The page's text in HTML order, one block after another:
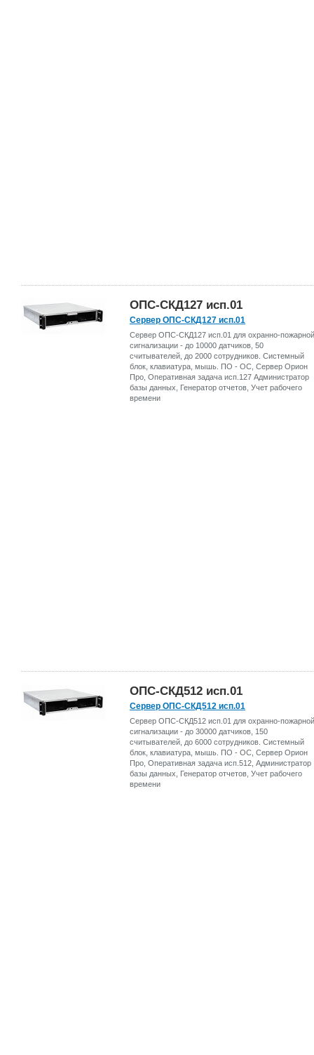
ОПС-СКД127 исп.01
Сервер ОПС-СКД127 исп.01
Сервер ОПС-СКД127 исп.01 для охранно-пожарной
сигнализации - до 10000 датчиков, 50
считывателей, до 2000 сотрудников. Системный
блок, клавиатура, мышь. ПО - ОС, Сервер Орион
Про, Оперативная задача исп.127 Администратор
базы данных, Генератор отчетов, Учет рабочего
времени
ОПС-СКД512 исп.01
Сервер ОПС-СКД512 исп.01
Сервер ОПС-СКД512 исп.01 для охранно-пожарной
сигнализации - до 30000 датчиков, 150
считывателей, до 6000 сотрудников. Системный
блок, клавиатура, мышь. ПО - ОС, Сервер Орион
Про, Оперативная задача исп.512, Администратор
базы данных, Генератор отчетов, Учет рабочего
времени